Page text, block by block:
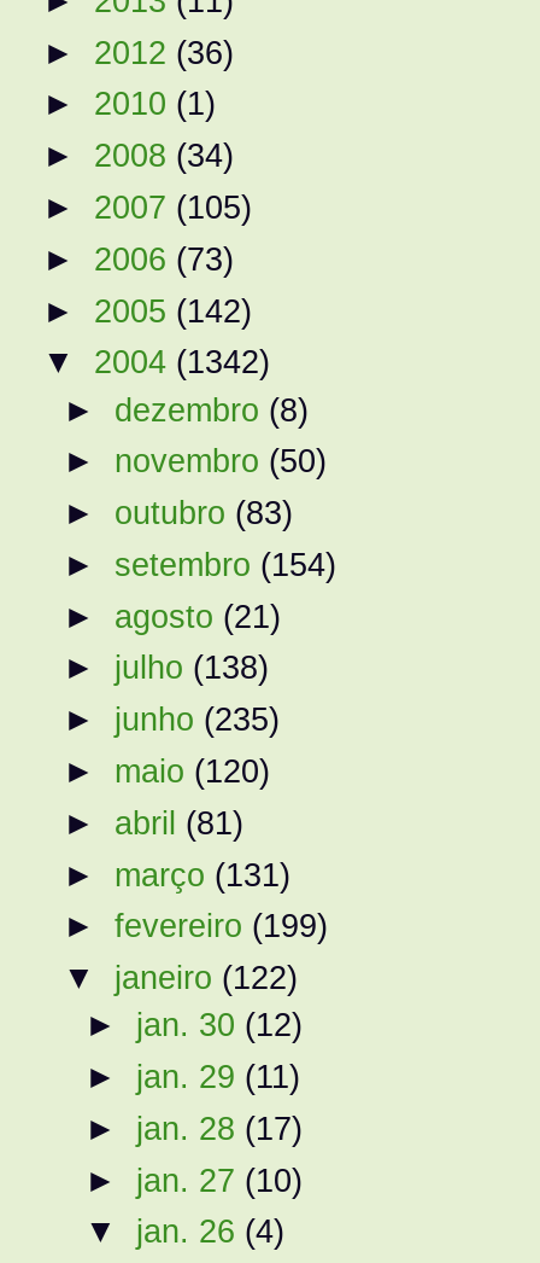
► 2012 (36)
► 2010 (1)
► 2008 (34)
► 2007 (105)
► 2006 (73)
► 2005 (142)
▼ 2004 (1342)
► dezembro (8)
► novembro (50)
► outubro (83)
► setembro (154)
► agosto (21)
► julho (138)
► junho (235)
► maio (120)
► abril (81)
► março (131)
►fevereiro (199)
▼ janeiro (122)
► jan. 30 (12)
► jan. 29 (11)
► jan. 28 (17)
► jan. 27 (10)
▼ jan. 26 (4)